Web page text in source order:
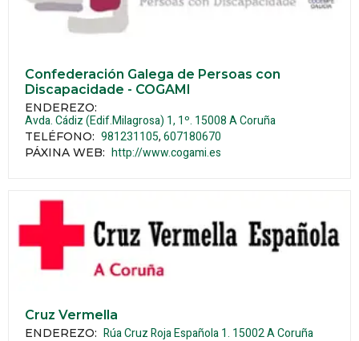
Confederación Galega de Persoas con
Discapacidade - COGAMI
ENDEREZO:
Avda. Cádiz (Edif.Milagrosa) 1, 1º. 15008A Coruña
TELÉFONO: 981231105 607180670
PÁXINA WEB: http://www.cogami.es
Cruz Vermella
ENDEREZO: Rúa Cruz Roja Española 1. 15002A Coruña